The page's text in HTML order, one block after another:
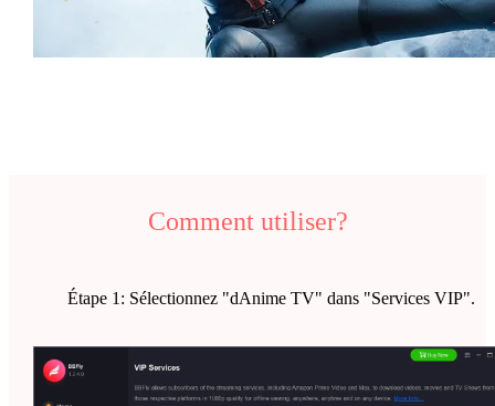
Comment utiliser?
Étape 1: Sélectionnez "dAnime TV" dans "Services VIP".